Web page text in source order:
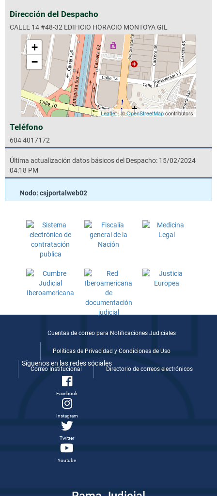
Dirección del Despacho
CALLE 14 #48-32 EDIFICIO HORACIO MONTOYA GIL
+
−
Leaflet| ©OpenStreetMapcontributors
Teléfono
604 4017172
Última actualización datos básicos del Despacho: 15/02/2024
04:18 PM
Nodo: csjportalweb02
Cuentas de correo para Notificaciones Judiciales
Politicas de Privacidad y Condiciones de Uso
Correo Institucional Directorio de correos electrónicos
Síguenos en las redes sociales
Facebook
Instagram
Twitter
Youtube